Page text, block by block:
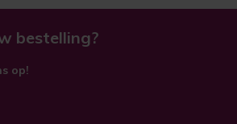
bestelling?
op!